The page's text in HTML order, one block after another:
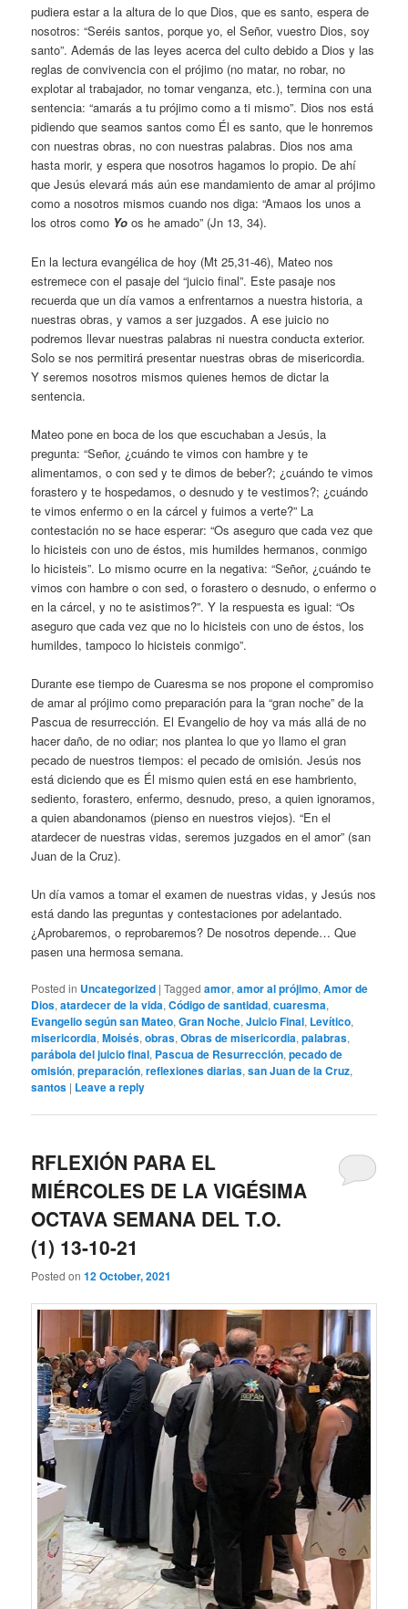
pudiera estar a la altura de lo que Dios, que es santo, espera de
nosotros: “Seréis santos, porque yo, el Señor, vuestro Dios, soy
santo”. Además de las leyes acerca del culto debido a Dios y las
reglas de convivencia con el prójimo (no matar, no robar, no
explotar al trabajador, no tomar venganza, etc.), termina con una
sentencia: “amarás a tu prójimo como a ti mismo”. Dios nos está
pidiendo que seamos santos como Él es santo, que le honremos
con nuestras obras, no con nuestras palabras. Dios nos ama
hasta morir, y espera que nosotros hagamos lo propio. De ahí
que Jesús elevará más aún ese mandamiento de amar al prójimo
como a nosotros mismos cuando nos diga: “Amaos los unos a
los otros como Yo os he amado” (Jn 13, 34).
En la lectura evangélica de hoy (Mt 25,31-46), Mateo nos
estremece con el pasaje del “juicio final”. Este pasaje nos
recuerda que un día vamos a enfrentarnos a nuestra historia, a
nuestras obras, y vamos a ser juzgados. A ese juicio no
podremos llevar nuestras palabras ni nuestra conducta exterior.
Solo se nos permitirá presentar nuestras obras de misericordia.
Y seremos nosotros mismos quienes hemos de dictar la
sentencia.
Mateo pone en boca de los que escuchaban a Jesús, la
pregunta: “Señor, ¿cuándo te vimos con hambre y te
alimentamos, o con sed y te dimos de beber?; ¿cuándo te vimos
forastero y te hospedamos, o desnudo y te vestimos?; ¿cuándo
te vimos enfermo o en la cárcel y fuimos a verte?” La
contestación no se hace esperar: “Os aseguro que cada vez que
lo hicisteis con uno de éstos, mis humildes hermanos, conmigo
lo hicisteis”. Lo mismo ocurre en la negativa: “Señor, ¿cuándo te
vimos con hambre o con sed, o forastero o desnudo, o enfermo o
en la cárcel, y no te asistimos?”. Y la respuesta es igual: “Os
aseguro que cada vez que no lo hicisteis con uno de éstos, los
humildes, tampoco lo hicisteis conmigo”.
Durante ese tiempo de Cuaresma se nos propone el compromiso
de amar al prójimo como preparación para la “gran noche” de la
Pascua de resurrección. El Evangelio de hoy va más allá de no
hacer daño, de no odiar; nos plantea lo que yo llamo el gran
pecado de nuestros tiempos: el pecado de omisión. Jesús nos
está diciendo que es Él mismo quien está en ese hambriento,
sediento, forastero, enfermo, desnudo, preso, a quien ignoramos,
a quien abandonamos (pienso en nuestros viejos). “En el
atardecer de nuestras vidas, seremos juzgados en el amor” (san
Juan de la Cruz).
Un día vamos a tomar el examen de nuestras vidas, y Jesús nos
está dando las preguntas y contestaciones por adelantado.
¿Aprobaremos, o reprobaremos? De nosotros depende… Que
pasen una hermosa semana.
Posted in Uncategorized |Tagged amor,amor al prójimo,Amor de
Dios,atardecer de la vida,Código de santidad,cuaresma,
Evangelio según san Mateo,Gran Noche,Juicio Final, Levítico,
misericordia,Moisés,obras,Obras de misericordia,palabras,
parábola del juicio final, Pascua de Resurrección,pecado de
omisión,preparación,reflexiones diarias,san Juan de la Cruz,
santos | Leave a reply
RFLEXIÓN PARA EL
MIÉRCOLES DE LA VIGÉSIMA
OCTAVA SEMANA DEL T.O.
(1) 13-10-21
Posted on12 October, 2021